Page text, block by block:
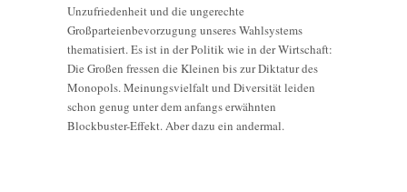
Unzufriedenheit und die ungerechte
Großparteienbevorzugung unseres Wahlsystems
thematisiert. Es ist in der Politik wie in der Wirtschaft:
Die Großen fressen die Kleinen bis zur Diktatur des
Monopols. Meinungsvielfalt und Diversität leiden
schon genug unter dem anfangs erwähnten
Blockbuster-Effekt. Aber dazu ein andermal.